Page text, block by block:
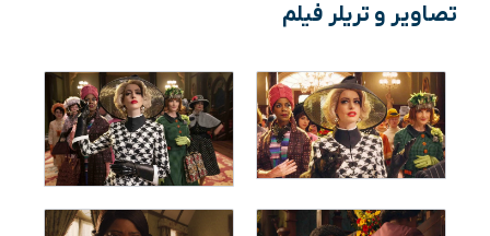
تصاویر و تریلرفیلم